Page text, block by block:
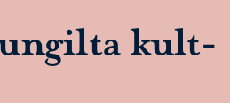
kult­